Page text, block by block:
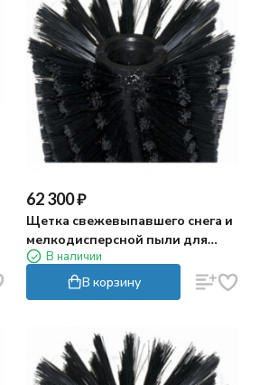
62 300₽
Щетка свежевыпавшего снега и
мелкодисперсной пыли для
TK48 PRO, TK48 PRO HYDRO
В наличии
В корзину